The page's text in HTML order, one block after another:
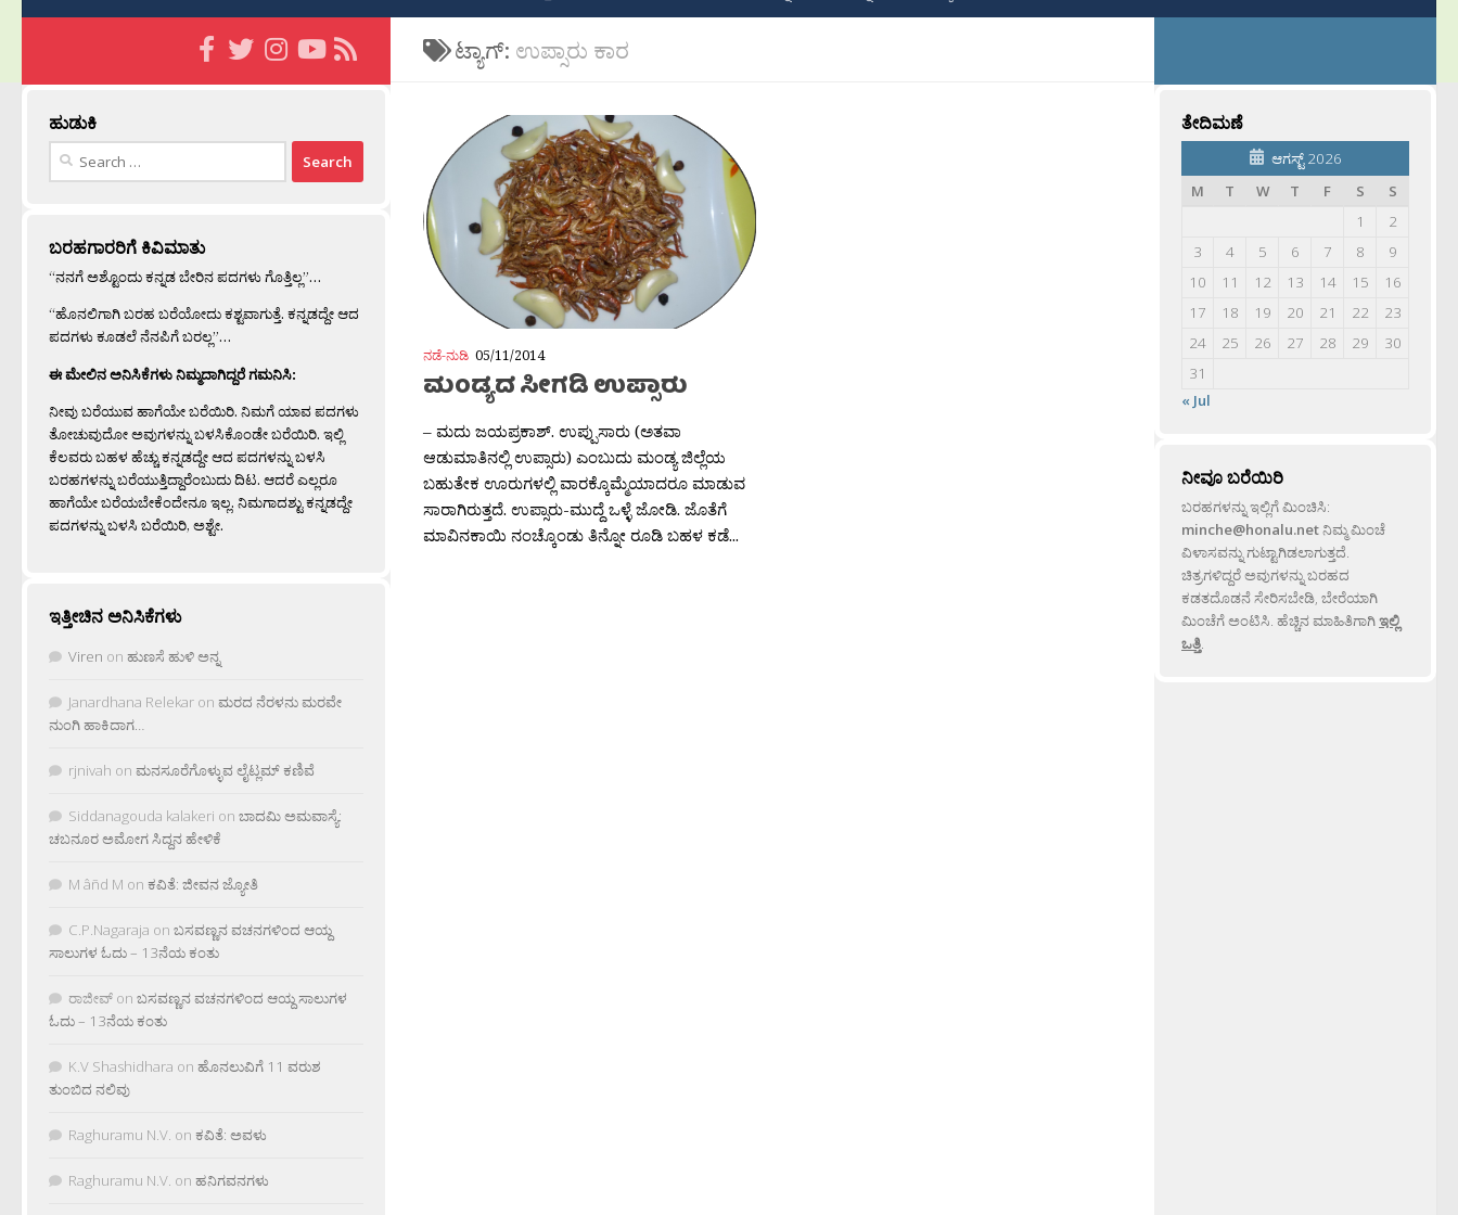
ಟ್ಯಾಗ್: ಉಪ್ಸಾರು ಕಾರ
ನಡೆ-ನುಡಿ 05/11/2014
ಮಂಡ್ಯದ ಸೀಗಡಿ ಉಪ್ಸಾರು
– ಮದು ಜಯಪ್ರಕಾಶ್. ಉಪ್ಪುಸಾರು (ಅತವಾ
ಆಡುಮಾತಿನಲ್ಲಿ ಉಪ್ಸಾರು) ಎಂಬುದು ಮಂಡ್ಯ ಜಿಲ್ಲೆಯ
ಬಹುತೇಕ ಊರುಗಳಲ್ಲಿ ವಾರಕ್ಕೊಮ್ಮೆಯಾದರೂ ಮಾಡುವ
ಸಾರಾಗಿರುತ್ತದೆ. ಉಪ್ಸಾರು-ಮುದ್ದೆ ಒಳ್ಳೆ ಜೋಡಿ. ಜೊತೆಗೆ
ಮಾವಿನಕಾಯಿ ನಂಚ್ಕೊಂಡು ತಿನ್ನೋ ರೂಡಿ ಬಹಳ ಕಡೆ...
ಹುಡುಕಿ
Search
ಬರಹಗಾರರಿಗೆ ಕಿವಿಮಾತು
“ನನಗೆ ಅಶ್ಟೊಂದು ಕನ್ನಡ ಬೇರಿನ ಪದಗಳು ಗೊತ್ತಿಲ್ಲ”…
“ಹೊನಲಿಗಾಗಿ ಬರಹ ಬರೆಯೋದು ಕಶ್ಟವಾಗುತ್ತೆ. ಕನ್ನಡದ್ದೇ ಆದ
ಪದಗಳು ಕೂಡಲೆ ನೆನಪಿಗೆ ಬರಲ್ಲ”…
ಈ ಮೇಲಿನ ಅನಿಸಿಕೆಗಳು ನಿಮ್ಮದಾಗಿದ್ದರೆ ಗಮನಿಸಿ:
ನೀವು ಬರೆಯುವ ಹಾಗೆಯೇ ಬರೆಯಿರಿ. ನಿಮಗೆ ಯಾವ ಪದಗಳು
ತೋಚುವುದೋ ಅವುಗಳನ್ನು ಬಳಸಿಕೊಂಡೇ ಬರೆಯಿರಿ. ಇಲ್ಲಿ
ಕೆಲವರು ಬಹಳ ಹೆಚ್ಚು ಕನ್ನಡದ್ದೇ ಆದ ಪದಗಳನ್ನು ಬಳಸಿ
ಬರಹಗಳನ್ನು ಬರೆಯುತ್ತಿದ್ದಾರೆಂಬುದು ದಿಟ. ಆದರೆ ಎಲ್ಲರೂ
ಹಾಗೆಯೇ ಬರೆಯಬೇಕೆಂದೇನೂ ಇಲ್ಲ. ನಿಮಗಾದಶ್ಟು ಕನ್ನಡದ್ದೇ
ಪದಗಳನ್ನು ಬಳಸಿ ಬರೆಯಿರಿ, ಅಶ್ಟೇ.
ಇತ್ತೀಚಿನ ಅನಿಸಿಕೆಗಳು
Viren on ಹುಣಸೆ ಹುಳಿ ಅನ್ನ
Janardhana Relekar on ಮರದ ನೆರಳನು ಮರವೇ
ನುಂಗಿ ಹಾಕಿದಾಗ…
rjnivah on ಮನಸೂರೆಗೊಳ್ಳುವ ಲೈಟ್ಲಮ್ ಕಣಿವೆ
Siddanagouda kalakeri on ಬಾದಮಿ ಅಮವಾಸ್ಯೆ:
ಚಬನೂರ ಅಮೋಗ ಸಿದ್ದನ ಹೇಳಿಕೆ
M âñd M on ಕವಿತೆ: ಜೀವನ ಜ್ಯೋತಿ
C.P.Nagaraja on ಬಸವಣ್ಣನ ವಚನಗಳಿಂದ ಆಯ್ದ
ಸಾಲುಗಳ ಓದು – 13ನೆಯ ಕಂತು
ರಾಜೀವ್ on ಬಸವಣ್ಣನ ವಚನಗಳಿಂದ ಆಯ್ದ ಸಾಲುಗಳ
ಓದು – 13ನೆಯ ಕಂತು
K.V Shashidhara on ಹೊನಲುವಿಗೆ 11 ವರುಶ
ತುಂಬಿದ ನಲಿವು
Raghuramu N.V. on ಕವಿತೆ: ಅವಳು
Raghuramu N.V. on ಹನಿಗವನಗಳು
ತೇದಿಮಣೆ
ಆಗಸ್ಟ್ 2026
M
T W T F S
S
1
2
3
4 5 6 7 8
9
10
11 12 13 14 15
16
17
18 19 20 21 22
23
24
25 26 27 28 29
30
31
« Jul
ನೀವೂ ಬರೆಯಿರಿ
ಬರಹಗಳನ್ನು ಇಲ್ಲಿಗೆ ಮಿಂಚಿಸಿ:
minche@honalu.netನಿಮ್ಮ ಮಿಂಚೆ
ವಿಳಾಸವನ್ನು ಗುಟ್ಟಾಗಿಡಲಾಗುತ್ತದೆ.
ಚಿತ್ರಗಳಿದ್ದರೆ ಅವುಗಳನ್ನು ಬರಹದ
ಕಡತದೊಡನೆ ಸೇರಿಸಬೇಡಿ, ಬೇರೆಯಾಗಿ
ಮಿಂಚೆಗೆ ಅಂಟಿಸಿ. ಹೆಚ್ಚಿನ ಮಾಹಿತಿಗಾಗಿಇಲ್ಲಿ
ಒತ್ತಿ.